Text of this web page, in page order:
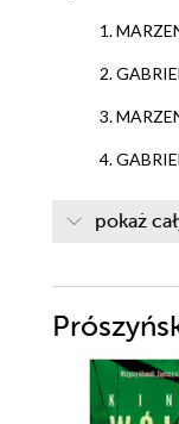
1.
2.
3.
4.
7. ROMAN
8.
9. LIDIA
10.
pokaż